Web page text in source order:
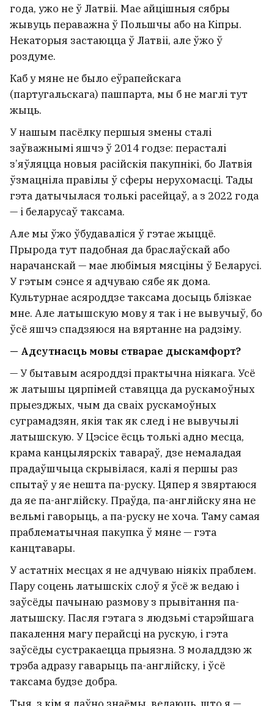
года, ужо не ў Латвіі. Мае айцішныя сябры
жывуць пераважна ў Польшчы або на Кіпры.
Некаторыя застаюцца ў Латвіі, але ўжо ў
роздуме.
Каб у мяне не было еўрапейскага
(партугальскага) пашпарта, мы б не маглі тут
жыць.
У нашым пасёлку першыя змены сталі
заўважнымі яшчэ ў 2014 годзе: перасталі
з’яўляцца новыя расійскія пакупнікі, бо Латвія
ўзмацніла правілы ў сферы нерухомасці. Тады
гэта датычылася толькі расейцаў, а з 2022 года
— і беларусаў таксама.
Але мы ўжо ўбудаваліся ў гэтае жыццё.
Прырода тут падобная да браслаўскай або
нарачанскай — мае любімыя мясціны ў Беларусі.
У гэтым сэнсе я адчуваю сябе як дома.
Культурнае асяроддзе таксама досыць блізкае
мне. Але латышскую мову я так і не вывучыў, бо
ўсё яшчэ спадзяюся на вяртанне на радзіму.
— Адсутнасць мовы стварае дыскамфорт?
— У бытавым асяроддзі практычна ніякага. Усё
ж латышы цярпімей ставяцца да рускамоўных
прыезджых, чым да сваіх рускамоўных
суграмадзян, якія так як след і не вывучылі
латышскую. У Цэсісе ёсць толькі адно месца,
крама канцылярскіх тавараў, дзе немаладая
прадаўшчыца скрывілася, калі я першы раз
спытаў у яе нешта па-руску. Цяпер я звяртаюся
да яе па-англійску. Праўда, па-англійску яна не
вельмі гаворыць, а па-руску не хоча. Таму самая
праблематычная пакупка ў мяне — гэта
канцтавары.
У астатніх месцах я не адчуваю ніякіх праблем.
Пару соцень латышскіх слоў я ўсё ж ведаю і
заўсёды пачынаю размову з прывітання па-
латышску. Пасля гэтага з людзьмі старэйшага
пакалення магу перайсці на рускую, і гэта
заўсёды сустракаецца прыязна. З моладдзю ж
трэба адразу гаварыць па-англійску, і ўсё
таксама будзе добра.